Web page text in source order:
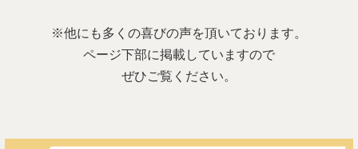
※他にも多くの喜びの声を頂いております。
ページ下部に掲載していますので
ぜひご覧ください。